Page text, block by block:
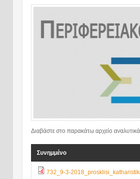
Διαβάστε στο παρακάτω αρχείο
Συνημμένο
732_9-3-